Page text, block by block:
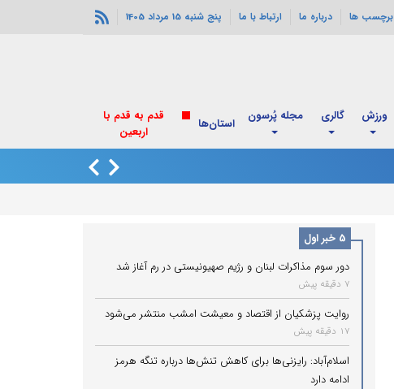
برچسب ها درباره ما ارتباط با ما پنج شنبه 15 مرداد 1405
ورزش گالری مجله پُرسون استان‌ها
قدم به قدم با
اربعین
5 خبر اول
دور سوم مذاکرات لبنان و رژیم صهیونیستی در رم آغاز شد
7 دقیقه پیش
روایت پزشکیان از اقتصاد و معیشت امشب منتشر می‌شود
17 دقیقه پیش
اسلام‌آباد: رایزنی‌ها برای کاهش تنش‌ها درباره تنگه هرمز
ادامه دارد